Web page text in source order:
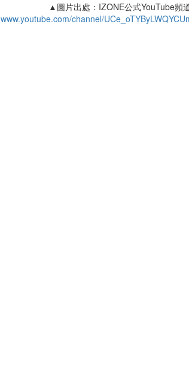
▲圖片出處：IZONE公式YouTube頻
www.youtube.com/channel/